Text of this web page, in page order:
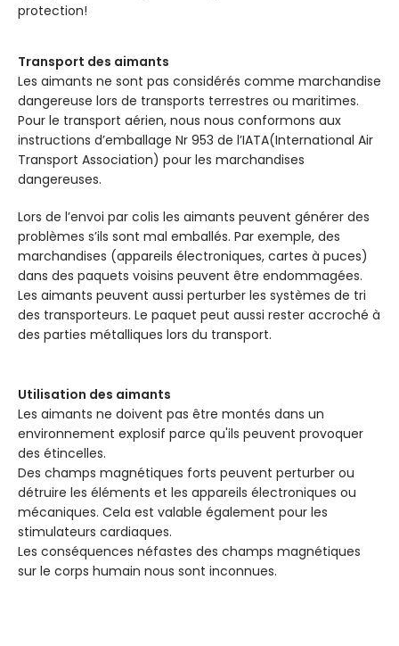
protection!
Transport des aimants
Les aimants ne sont pas considérés comme marchandise
dangereuse lors de transports terrestres ou maritimes.
Pour le transport aérien, nous nous conformons aux
instructions d’emballage Nr 953 de l’IATA(International Air
Transport Association) pour les marchandises
dangereuses.
Lors de l’envoi par colis les aimants peuvent générer des
problèmes s’ils sont mal emballés. Par exemple, des
marchandises (appareils électroniques, cartes à puces)
dans des paquets voisins peuvent être endommagées.
Les aimants peuvent aussi perturber les systèmes de tri
des transporteurs. Le paquet peut aussi rester accroché à
des parties métalliques lors du transport.
Utilisation des aimants
Les aimants ne doivent pas être montés dans un
environnement explosif parce qu'ils peuvent provoquer
des étincelles.
Des champs magnétiques forts peuvent perturber ou
détruire les éléments et les appareils électroniques ou
mécaniques. Cela est valable également pour les
stimulateurs cardiaques.
Les conséquences néfastes des champs magnétiques
sur le corps humain nous sont inconnues.